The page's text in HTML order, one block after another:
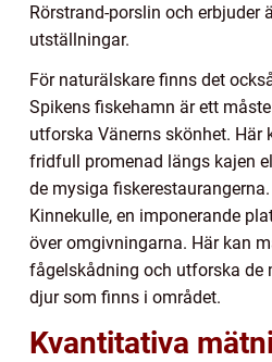
Rörstrand-porslin och erbjuder
utställningar.
För naturälskare finns det
Spikens fiskehamn är ett
utforska Vänerns skönhet. Här
fridfull promenad längs kajen
de mysiga
Kinnekulle, en imponerande
över omgivningarna. Här kan
fågelskådning och utforska de
djur som finns i området.
Kvantitativa